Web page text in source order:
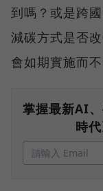
到嗎？或是跨
減碳方式是否
會如期實施而
掌握最新AI
時